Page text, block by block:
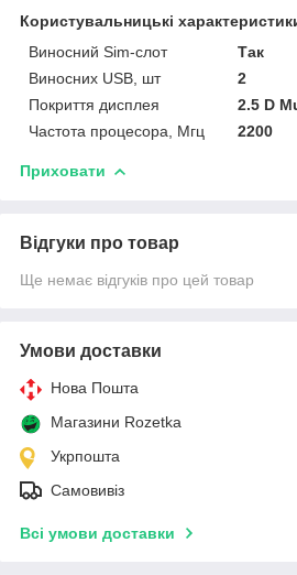
Користувальницькі
Виносний Sim-слот
Так
Виносних USB, шт
2
Покриття дисплея
2.5 D
Частота процесора, Мгц
2200
Приховати
Відгуки про товар
Ще немає відгуків про цей товар
Умови доставки
Нова Пошта
Магазини Rozetka
Укрпошта
Самовивіз
Всі умови доставки